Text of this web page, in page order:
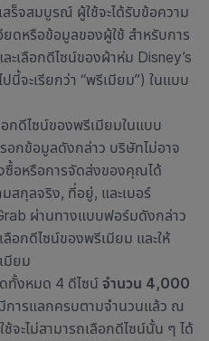
ร็จสมบูรณ์ ผู้ใช้จะได้รับข้อความ
ดหรือข้อมูลของผู้ใช้ สำหรับการ
เลือกดีไซน์ของผ้าห่ม Disney’s
นี้จะเรียกว่า “พรีเมียม”) ในแบบ
กดีไซน์ของพรีเมียมในแบบ
อกข้อมูลดังกล่าว บริษัทไม่อาจ
ซื้อหรือการจัดส่งของคุณได้
สกุลจริง, ที่อยู่, และเบอร์
ผ่านทางแบบฟอร์มดังกล่าว
อกดีไซน์ของพรีเมียม และให้
มียม
ทั้งหมด 4 ดีไซน์ จำนวน 4,000
การแลกครบตามจำนวนแล้ว ณ
ช้จะไม่สามารถเลือกดีไซน์นั้น ๆ ได้